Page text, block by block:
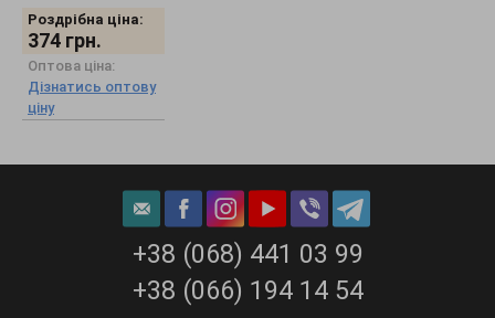
"Smile" 1536
Роздрібна ціна:
374 грн.
Оптова ціна:
Дізнатись оптову
ціну
+38 (068) 441 03 99
+38 (066) 194 14 54